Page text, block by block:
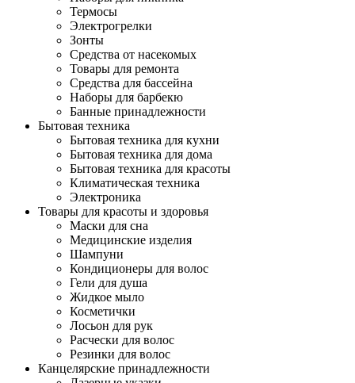
Термосы
Электрогрелки
Зонты
Средства от насекомых
Товары для ремонта
Средства для бассейна
Наборы для барбекю
Банные принадлежности
Бытовая техника
Бытовая техника для кухни
Бытовая техника для дома
Бытовая техника для красоты
Климатическая техника
Электроника
Товары для красоты и здоровья
Маски для сна
Медицинские изделия
Шампуни
Кондиционеры для волос
Гели для душа
Жидкое мыло
Косметички
Лосьон для рук
Расчески для волос
Резинки для волос
Канцелярские принадлежности